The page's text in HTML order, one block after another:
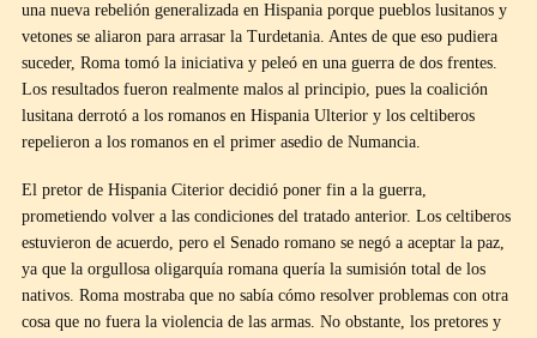
una nueva rebelión generalizada en Hispania porque pueblos lusitanos y
vetones se aliaron para arrasar la Turdetania. Antes de que eso pudiera
suceder, Roma tomó la iniciativa y peleó en una guerra de dos frentes.
Los resultados fueron realmente malos al principio, pues la coalición
lusitana derrotó a los romanos en Hispania Ulterior y los celtiberos
repelieron a los romanos en el primer asedio de Numancia.
El pretor de Hispania Citerior decidió poner fin a la guerra,
prometiendo volver a las condiciones del tratado anterior. Los celtiberos
estuvieron de acuerdo, pero el Senado romano se negó a aceptar la paz,
ya que la orgullosa oligarquía romana quería la sumisión total de los
nativos. Roma mostraba que no sabía cómo resolver problemas con otra
cosa que no fuera la violencia de las armas. No obstante, los pretores y